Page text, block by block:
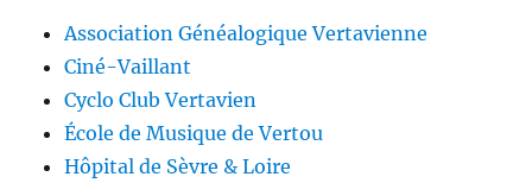
Association Généalogique Vertavienne
Ciné-Vaillant
Cyclo Club Vertavien
École de Musique de Vertou
Hôpital de Sèvre & Loire